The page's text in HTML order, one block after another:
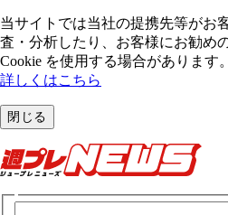
当サイトでは当社の提携先等がお
査・分析したり、お客様にお勧め
Cookie を使⽤する場合があります。
詳しくはこちら
閉じる